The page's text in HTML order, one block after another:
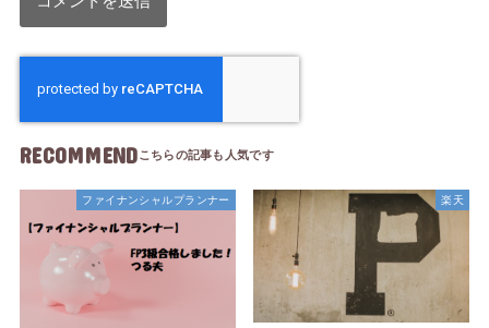
RECOMMEND
ファイナンシャルプランナー 楽天